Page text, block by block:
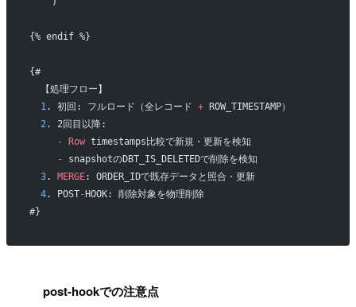
{% endif %}
{#
  【処理フロー】
  1
. 初回: フルロード（全レコード + ROW_TIMESTAMP）
  2
. 2回目以降:
     -
Row timestamps比較で新規・更新を検知
     -
snapshotのDBT_IS_DELETEDで削除を検知
  3
. MERGE: ORDER_IDで既存データと照合・更新
  4
. POST-HOOK: 削除対象を物理削除
#}
post-hookでの注意点